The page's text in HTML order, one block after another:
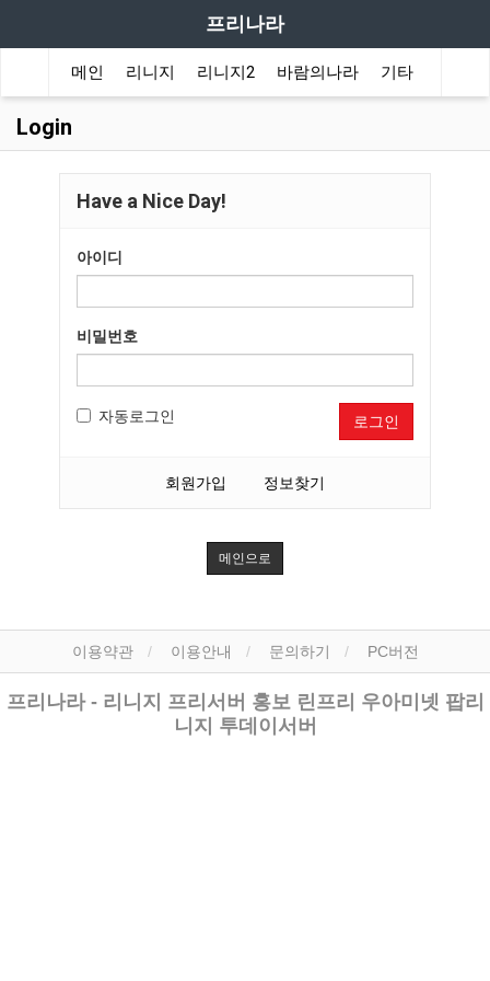
프리나라
메인 리니지 리니지2 바람의나라 기타
Login
Have a Nice Day!
아이디
비밀번호
자동로그인 로그인
회원가입 정보찾기
메인으로
이용약관 이용안내 문의하기 PC버전
프리나라 - 리니지 프리서버 홍보 린프리 우아미넷 팝리
니지 투데이서버